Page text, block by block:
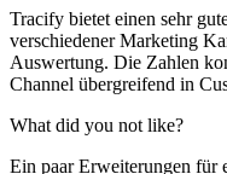
Tracify bietet einen sehr
verschiedener Marketing
Auswertung. Die Zahlen
Channel übergreifend in
What did you not like?
Ein paar Erweiterungen für